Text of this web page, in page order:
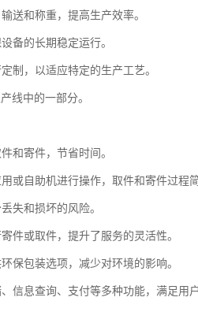
送和称重，提高生产效率。
备的长期稳定运行。
制，以适应特定的生产工艺。
线中的一部分。
和寄件，节省时间。
或自助机进行操作，取件和寄件过程简
失和损坏的风险。
件或取件，提升了服务的灵活性。
保包装选项，减少对环境的影响。
息查询、支付等多种功能，满足用户